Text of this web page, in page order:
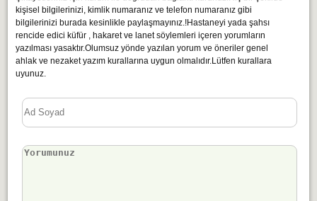
kişisel bilgilerinizi, kimlik numaranız ve telefon numaranız gibi
bilgilerinizi burada kesinlikle paylaşmayınız.!Hastaneyi yada şahsı
rencide edici küfür , hakaret ve lanet söylemleri içeren yorumların
yazılması yasaktır.Olumsuz yönde yazılan yorum ve öneriler genel
ahlak ve nezaket yazım kurallarına uygun olmalıdır.Lütfen kurallara
uyunuz.